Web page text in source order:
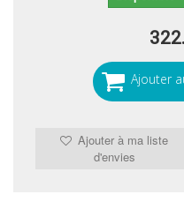
Ajouter
Ajouter à ma liste
d'envies